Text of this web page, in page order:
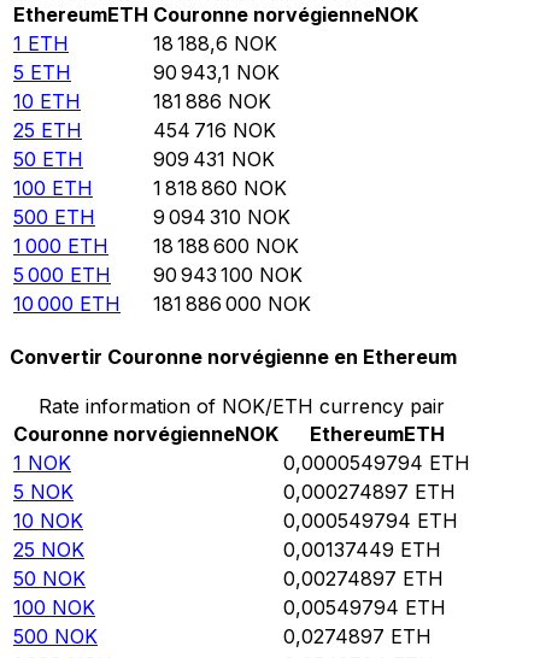
EthereumETH Couronne norvégienneNOK
1 ETH 18 188,6 NOK
5 ETH 90 943,1 NOK
10 ETH 181 886 NOK
25 ETH 454 716 NOK
50 ETH 909 431 NOK
100 ETH 1 818 860 NOK
500 ETH 9 094 310 NOK
1 000 ETH 18 188 600 NOK
5 000 ETH 90 943 100 NOK
10 000 ETH 181 886 000 NOK
Convertir Couronne norvégienne en Ethereum
Rate information of NOK/ETH currency pair
Couronne norvégienneNOK EthereumETH
1 NOK 0,0000549794 ETH
5 NOK 0,000274897 ETH
10 NOK 0,000549794 ETH
25 NOK 0,00137449 ETH
50 NOK 0,00274897 ETH
100 NOK 0,00549794 ETH
500 NOK 0,0274897 ETH